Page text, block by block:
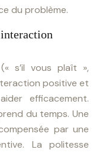
du problème.
s’il vous plaît »,
positive et
efficacement.
du temps. Une
par une
La politesse